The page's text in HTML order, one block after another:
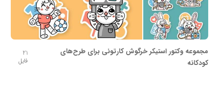
مجموعه وکتور استیکر خرگوش کارتونی برای طرح‌های
کودکانه
21
فایل